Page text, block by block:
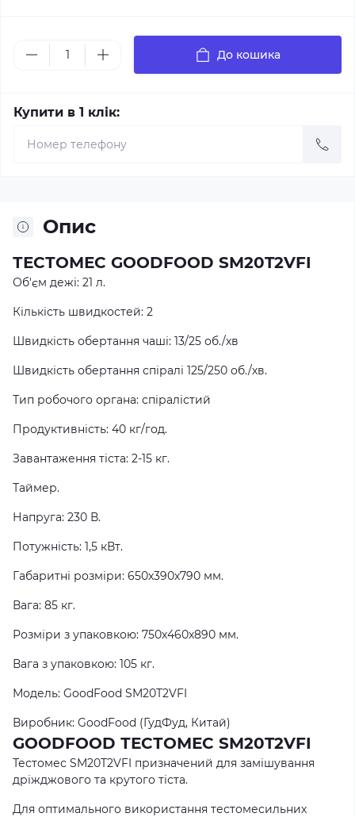
До кошика
Купити в 1 клік:
Опис
ТЕСТОМЕС GOODFOOD SM20T2VFI
Об'єм дежі: 21 л.
Кількість швидкостей: 2
Швидкість обертання чаші: 13/25 об./хв
Швидкість обертання спіралі 125/250 об./хв.
Тип робочого органа: спіралістий
Продуктивність: 40 кг/год.
Завантаження тіста: 2-15 кг.
Таймер.
Напруга: 230 В.
Потужність: 1,5 кВт.
Габаритні розміри: 650х390х790 мм.
Вага: 85 кг.
Розміри з упаковкою: 750х460х890 мм.
Вага з упаковкою: 105 кг.
Модель: GoodFood SM20T2VFI
Виробник: GoodFood (ГудФуд, Китай)
GOODFOOD ТЕСТОМЕС SM20T2VFI
Тестомес SM20T2VFI призначений для замішування
дріжджового та крутого тіста.
Для оптимального використання тестомесильних